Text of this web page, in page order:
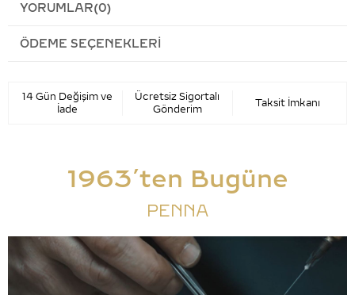
YORUMLAR(0)
ÖDEME SEÇENEKLERI
14 Gün Değişim ve
İade
Ücretsiz Sigortalı
Gönderim
Taksit İmkanı
1963’ten Bugüne
PENNA